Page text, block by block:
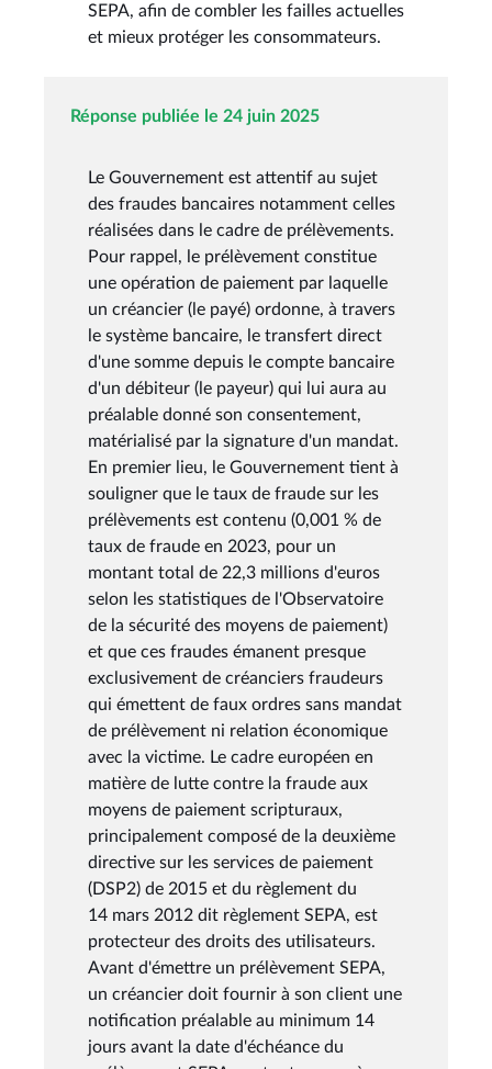
SEPA, afin de combler les failles actuelles
et mieux protéger les consommateurs.
Réponse publiée le 24 juin 2025
Le Gouvernement est attentif au sujet
des fraudes bancaires notamment celles
réalisées dans le cadre de prélèvements.
Pour rappel, le prélèvement constitue
une opération de paiement par laquelle
un créancier (le payé) ordonne, à travers
le système bancaire, le transfert direct
d'une somme depuis le compte bancaire
d'un débiteur (le payeur) qui lui aura au
préalable donné son consentement,
matérialisé par la signature d'un mandat.
En premier lieu, le Gouvernement tient à
souligner que le taux de fraude sur les
prélèvements est contenu (0,001 % de
taux de fraude en 2023, pour un
montant total de 22,3 millions d'euros
selon les statistiques de l'Observatoire
de la sécurité des moyens de paiement)
et que ces fraudes émanent presque
exclusivement de créanciers fraudeurs
qui émettent de faux ordres sans mandat
de prélèvement ni relation économique
avec la victime. Le cadre européen en
matière de lutte contre la fraude aux
moyens de paiement scripturaux,
principalement composé de la deuxième
directive sur les services de paiement
(DSP2) de 2015 et du règlement du
14 mars 2012 dit règlement SEPA, est
protecteur des droits des utilisateurs.
Avant d'émettre un prélèvement SEPA,
un créancier doit fournir à son client une
notification préalable au minimum 14
jours avant la date d'échéance du